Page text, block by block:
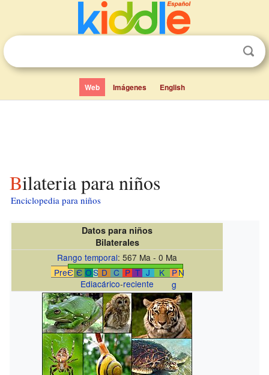
Web Imágenes English
Bilateria para niños
Enciclopedia para niños
Datos para niños
Bilaterales
Rango temporal: 567 Ma - 0 Ma
PreЄ Є OS D C P T J K P
g
N
Ediacárico-reciente